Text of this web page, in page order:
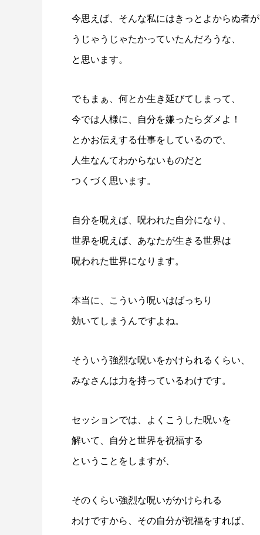
今思えば、そんな私にはきっとよからぬ者が
うじゃうじゃたかっていたんだろうな、
と思います。
でもまぁ、何とか生き延びてしまって、
今では人様に、自分を嫌ったらダメよ！
とかお伝えする仕事をしているので、
人生なんてわからないものだと
つくづく思います。
自分を呪えば、呪われた自分になり、
世界を呪えば、あなたが生きる世界は
呪われた世界になります。
本当に、こういう呪いはばっちり
効いてしまうんですよね。
そういう強烈な呪いをかけられるくらい、
みなさんは力を持っているわけです。
セッションでは、よくこうした呪いを
解いて、自分と世界を祝福する
ということをしますが、
そのくらい強烈な呪いがかけられる
わけですから、その自分が祝福をすれば、